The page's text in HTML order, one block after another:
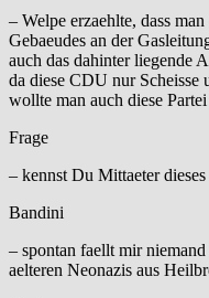
– Welpe erzaehlte, dass
Gebaeudes an der
auch das dahinter liegende
da diese CDU nur Scheisse
wollte man auch diese
Frage
– kennst Du Mittaeter
Bandini
– spontan faellt mir
aelteren Neonazis aus